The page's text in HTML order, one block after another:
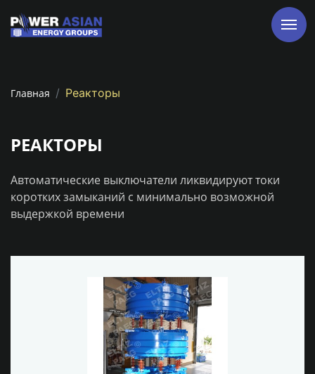
Главная Реакторы
РЕАКТОРЫ
Автоматические выключатели ликвидируют токи
коротких замыканий с минимально возможной
выдержкой времени